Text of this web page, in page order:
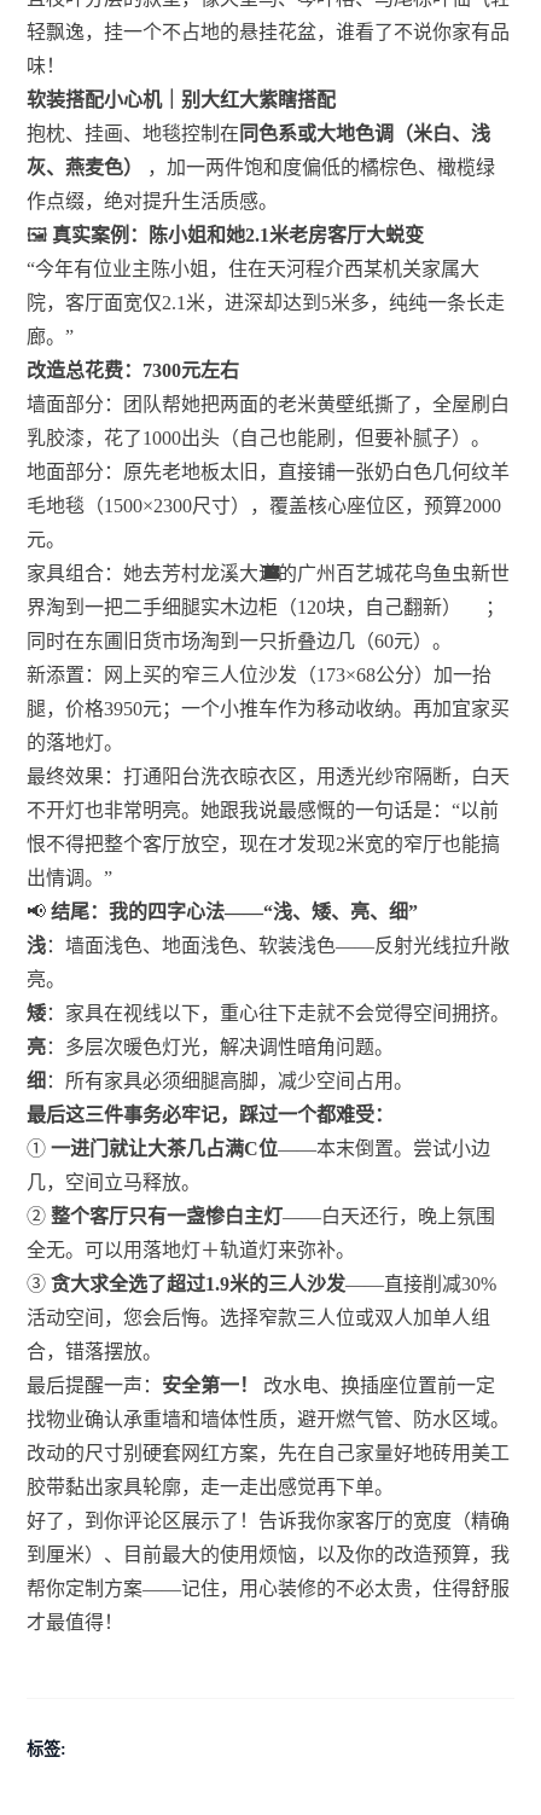
14
1
13
13
1
6
1
13
27
32
轻飘逸，挂一个不占地的悬挂花盆，谁看了不说你家有品
味！
32
软装搭配小心机｜别大红大紫瞎搭配
抱枕、挂画、地毯控制在 同色系或大地色调（米白、浅
灰、燕麦色）
，加一两件饱和度偏低的橘棕色、橄榄绿
作点缀，绝对提升生活质感。
🖼️ 真实案例：陈小姐和她2.1米老房客厅大蜕变
“今年有位业主陈小姐，住在天河程介西某机关家属大
院，客厅面宽仅2.1米，进深却达到5米多，纯纯一条长走
廊。”
改造总花费：7300元左右
墙面部分：团队帮她把两面的老米黄壁纸撕了，全屋刷白
乳胶漆，花了1000出头（自己也能刷，但要补腻子）。
地面部分：原先老地板太旧，直接铺一张奶白色几何纹羊
毛地毯（1500×2300尺寸），覆盖核心座位区，预算2000
元。
家具组合：她去芳村龙溪大道的广州百艺城花鸟鱼虫新世
界淘到一把二手细腿实木边柜（120块，自己翻新）
51
；
同时在东圃旧货市场淘到一只折叠边几（60元）。
新添置：网上买的窄三人位沙发（173×68公分）加一抬
腿，价格3950元；一个小推车作为移动收纳。再加宜家买
的落地灯。
最终效果：打通阳台洗衣晾衣区，用透光纱帘隔断，白天
不开灯也非常明亮。她跟我说最感慨的一句话是：“以前
恨不得把整个客厅放空，现在才发现2米宽的窄厅也能搞
出情调。”
📢结尾：我的四字心法——“浅、矮、亮、细”
浅：墙面浅色、地面浅色、软装浅色——反射光线拉升敞
亮。
矮：家具在视线以下，重心往下走就不会觉得空间拥挤。
亮：多层次暖色灯光，解决调性暗角问题。
细 ：所有家具必须细腿高脚，减少空间占用。
最后这三件事务必牢记，踩过一个都难受：
①一进门就让大茶几占满C位——本末倒置。尝试小边
几，空间立马释放。
②整个客厅只有一盏惨白主灯——白天还行，晚上氛围
全无。可以用落地灯＋轨道灯来弥补。
③贪大求全选了超过1.9米的三人沙发——直接削减30%
活动空间，您会后悔。选择窄款三人位或双人加单人组
合，错落摆放。
1
最后提醒一声： 安全第一！
改水电、换插座位置前一定
找物业确认承重墙和墙体性质，避开燃气管、防水区域。
改动的尺寸别硬套网红方案，先在自己家量好地砖用美工
胶带黏出家具轮廓，走一走出感觉再下单。
好了，到你评论区展示了！告诉我你家客厅的宽度（精确
到厘米）、目前最大的使用烦恼，以及你的改造预算，我
帮你定制方案——记住，用心装修的不必太贵，住得舒服
才最值得！
标签: